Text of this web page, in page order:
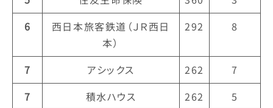
6
西日本旅客鉄道（ＪＲ西日
本）
292 8
7 アシックス 262
7
7
積水ハウス 262
5